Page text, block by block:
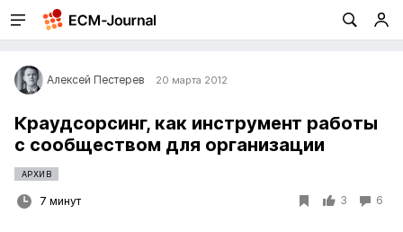
Алексей Пестерев 20 марта 2012
Краудсорсинг, как инструмент работы
с сообществом для организации
АРХИВ
7 минут 3 6